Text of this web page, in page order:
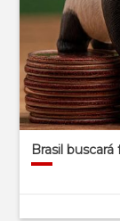
Brasil